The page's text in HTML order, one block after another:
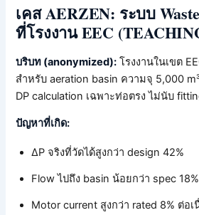
เคส AERZEN: ระบบ
ที่โรงงาน EEC
บริบท (anonymized): โรงงานในเขต
สำหรับ aeration basin ความจุ 5,000
DP calculation เฉพาะท่อตรง ไม่นับ
ปัญหาที่เกิด:
ΔP จริงที่วัดได้สูงกว่า design 42%
Flow ไปถึง basin น้อยกว่า spec 18%
Motor current สูงกว่า rated 8% ต่อเ